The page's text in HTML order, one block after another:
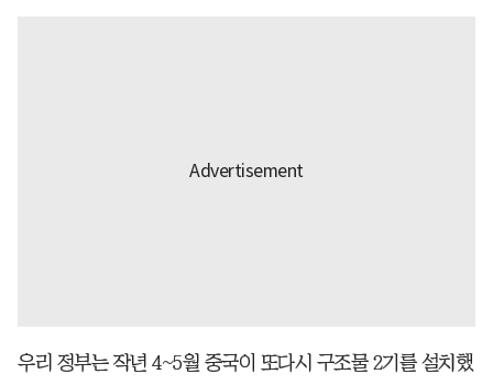
우리 정부는 작년 4~5월 중국이 또다시 구조물 2기를 설치했